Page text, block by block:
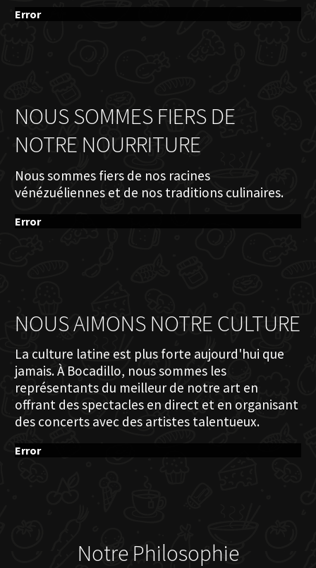
Error
NOUS SOMMES FIERS DE
NOTRE NOURRITURE
Nous sommes fiers de nos racines
vénézuéliennes et de nos traditions culinaires.
Error
NOUS AIMONS NOTRE CULTURE
La culture latine est plus forte aujourd'hui que
jamais. À Bocadillo, nous sommes les
représentants du meilleur de notre art en
offrant des spectacles en direct et en organisant
des concerts avec des artistes talentueux.
Error
Notre Philosophie